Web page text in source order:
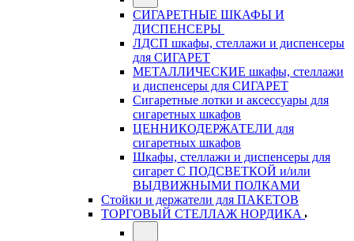
СИГАРЕТНЫЕ ШКАФЫ И
ДИСПЕНСЕРЫ
ЛДСП шкафы, стеллажи и диспенсеры
для СИГАРЕТ
МЕТАЛЛИЧЕСКИЕ шкафы, стеллажи
и диспенсеры для СИГАРЕТ
Сигаретные лотки и аксессуары для
сигаретных шкафов
ЦЕННИКОДЕРЖАТЕЛИ для
сигаретных шкафов
Шкафы, стеллажи и диспенсеры для
сигарет С ПОДСВЕТКОЙ и/или
ВЫДВИЖНЫМИ ПОЛКАМИ
Стойки и держатели для ПАКЕТОВ
ТОРГОВЫЙ СТЕЛЛАЖ НОРДИКА